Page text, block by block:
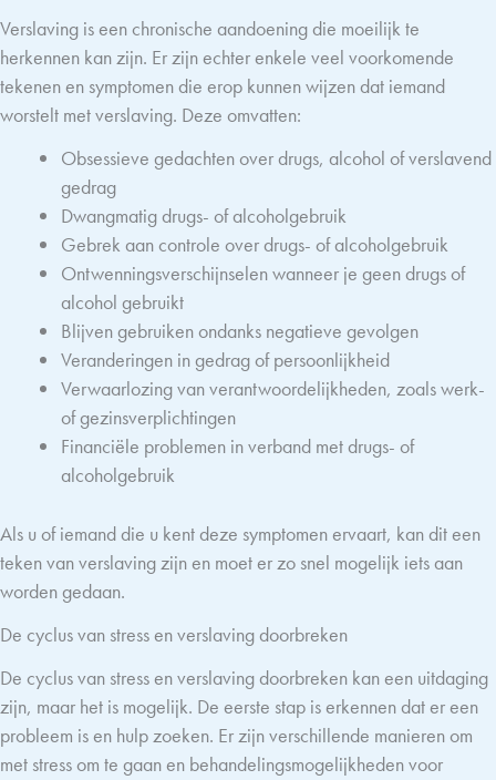
Verslaving is een chronische aandoening die moeilijk te
herkennen kan zijn. Er zijn echter enkele veel voorkomende
tekenen en symptomen die erop kunnen wijzen dat iemand
worstelt met verslaving. Deze omvatten:
Obsessieve gedachten over drugs, alcohol of verslavend
gedrag
Dwangmatig drugs- of alcoholgebruik
Gebrek aan controle over drugs- of alcoholgebruik
Ontwenningsverschijnselen wanneer je geen drugs of
alcohol gebruikt
Blijven gebruiken ondanks negatieve gevolgen
Veranderingen in gedrag of persoonlijkheid
Verwaarlozing van verantwoordelijkheden, zoals werk-
of gezinsverplichtingen
Financiële problemen in verband met drugs- of
alcoholgebruik
Als u of iemand die u kent deze symptomen ervaart, kan dit een
teken van verslaving zijn en moet er zo snel mogelijk iets aan
worden gedaan.
De cyclus van stress en verslaving doorbreken
De cyclus van stress en verslaving doorbreken kan een uitdaging
zijn, maar het is mogelijk. De eerste stap is erkennen dat er een
probleem is en hulp zoeken. Er zijn verschillende manieren om
met stress om te gaan en behandelingsmogelijkheden voor